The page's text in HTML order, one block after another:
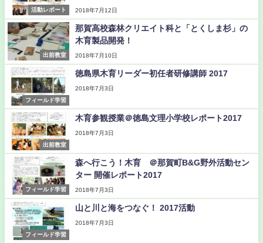
活動レポート 2018年7月12日
出前教室
那賀高校森林クリエイト科と「とくしま杉」の
木育製品開発！
2018年7月10日
フィールド学習
徳島県木育リーダー初任者研修講師 2017
2018年7月3日
出前教室
木育参観授業＠徳島文理小学校レポート2017
2018年7月3日
フィールド学習
森へ行こう！木育 ＠那賀町B&G野外活動セン
ター 開催レポート2017
2018年7月3日
フィールド学習
山と川と海をつなぐ！ 2017活動
2018年7月3日